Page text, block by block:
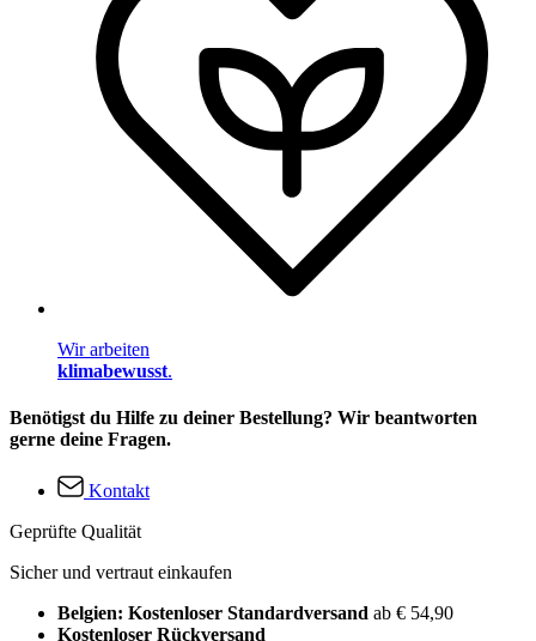
Wir arbeiten
klimabewusst.
Benötigst du Hilfe zu deiner Bestellung? Wir beantworten
gerne deine Fragen.
Kontakt
Geprüfte Qualität
Sicher und vertraut einkaufen
Belgien: Kostenloser Standardversand ab € 54,90
Kostenloser Rückversand